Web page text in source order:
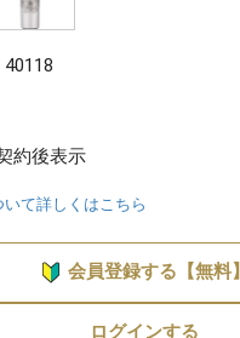
40118
約後表示
いて詳しくはこちら
会員登録する【無料】
ログインする